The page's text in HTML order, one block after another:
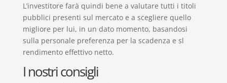
L’investitore farà quindi bene a valutare tutti i titoli
pubblici presenti sul mercato e a scegliere quello
migliore per lui, in un dato momento, basandosi
sulla personale preferenza per la scadenza e sl
rendimento effettivo netto.
I nostri consigli